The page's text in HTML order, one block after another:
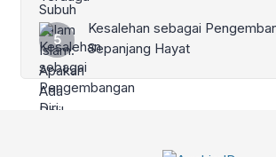
Kesalehan sebagai
Sepanjang Hayat